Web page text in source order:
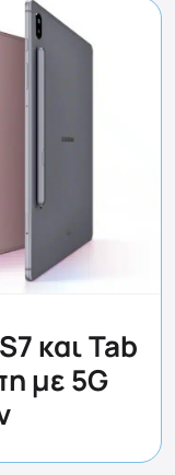
και Tab
με 5G